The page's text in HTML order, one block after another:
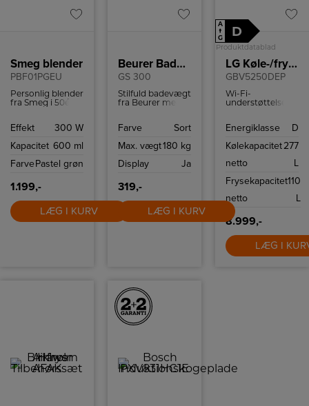
Smeg blender
PBF01PGEU
Personlig blender
fra Smeg i 50ér
to hastigheder.
Effekt
300 W
Kapacitet 600 ml
FarvePastel grøn
1.199,-
LÆG I KURV
Beurer Badevægt
GS 300
Stilfuld badevægt
fra Beurer med
silikoneoverflade
vægtkapacitet på
Farve
Sort
Max. vægt180 kg
Display
Ja
319,-
LÆG I KURV
A
↑
G
D
Produktdatablad
LG Køle-/fryseskab
GBV5250DEP
Wi-Fi-
understøttelse,
smartphone og
kan du fjernstyre
så dit kabinet er
behov.
Energiklasse
D
Kølekapacitet
netto
277
L
Frysekapacitet
netto
110
L
8.999,-
LÆG I